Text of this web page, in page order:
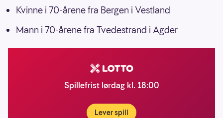
Kvinne i 70-årene fra Bergen i Vestland
Mann i 70-årene fra Tvedestrand i Agder
Spillefrist lørdag kl. 18:00
Lever spill